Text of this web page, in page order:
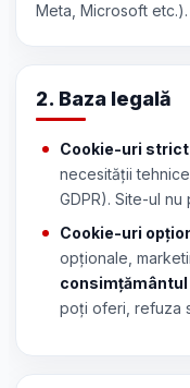
Meta, Microsoft etc.).
2. Baza legală
Cookie-uri
necesității
GDPR). Site-ul
Cookie-uri
opționale,
consimțământul
poți oferi, refuza